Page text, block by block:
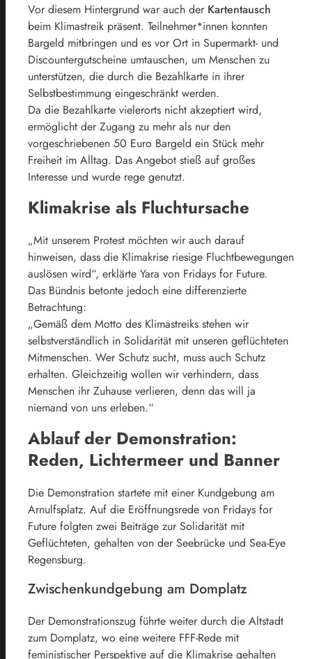
Vor diesem Hintergrund war auch der Kartentausch
beim Klimastreik präsent. Teilnehmer*innen konnten
Bargeld mitbringen und es vor Ort in Supermarkt- und
Discountergutscheine umtauschen, um Menschen zu
unterstützen, die durch die Bezahlkarte in ihrer
Selbstbestimmung eingeschränkt werden.
Da die Bezahlkarte vielerorts nicht akzeptiert wird,
ermöglicht der Zugang zu mehr als nur den
vorgeschriebenen 50 Euro Bargeld ein Stück mehr
Freiheit im Alltag. Das Angebot stieß auf großes
Interesse und wurde rege genutzt.
Klimakrise als Fluchtursache
„Mit unserem Protest möchten wir auch darauf
hinweisen, dass die Klimakrise riesige Fluchtbewegungen
auslösen wird“, erklärte Yara von Fridays for Future.
Das Bündnis betonte jedoch eine differenzierte
Betrachtung:
„Gemäß dem Motto des Klimastreiks stehen wir
selbstverständlich in Solidarität mit unseren geflüchteten
Mitmenschen. Wer Schutz sucht, muss auch Schutz
erhalten. Gleichzeitig wollen wir verhindern, dass
Menschen ihr Zuhause verlieren, denn das will ja
niemand von uns erleben.“
Ablauf der Demonstration:
Reden, Lichtermeer und Banner
Die Demonstration startete mit einer Kundgebung am
Arnulfsplatz. Auf die Eröffnungsrede von Fridays for
Future folgten zwei Beiträge zur Solidarität mit
Geflüchteten, gehalten von der Seebrücke und Sea-Eye
Regensburg.
Zwischenkundgebung am Domplatz
Der Demonstrationszug führte weiter durch die Altstadt
zum Domplatz, wo eine weitere FFF-Rede mit
feministischer Perspektive auf die Klimakrise gehalten